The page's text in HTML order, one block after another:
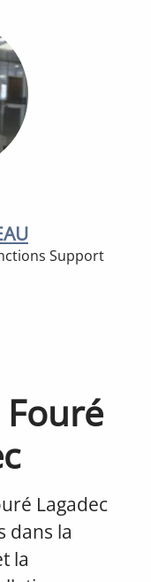
Support
Lagadec
dans la
la